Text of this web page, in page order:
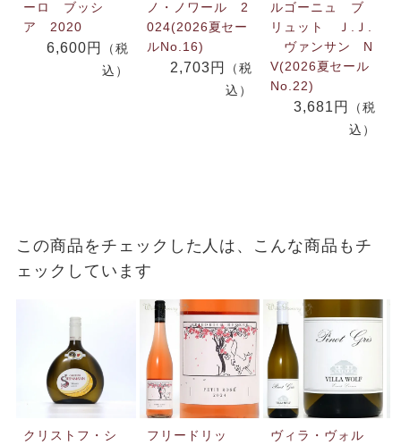
ーロ ブッシ
ア 2020
6,600円
（税
込）
ノ・ノワール 2
024(2026夏セー
ルNo.16)
2,703円
（税
込）
ルゴーニュ ブ
リュット Ｊ.Ｊ.
ヴァンサン N
V(2026夏セール
No.22)
3,681円
（税
込）
この商品をチェックした人は、こんな商品もチ
ェックしています
クリストフ・シ
フリードリッ
ヴィラ・ヴォル